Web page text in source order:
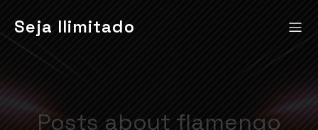
Seja Ilimitado
Posts about flamengo